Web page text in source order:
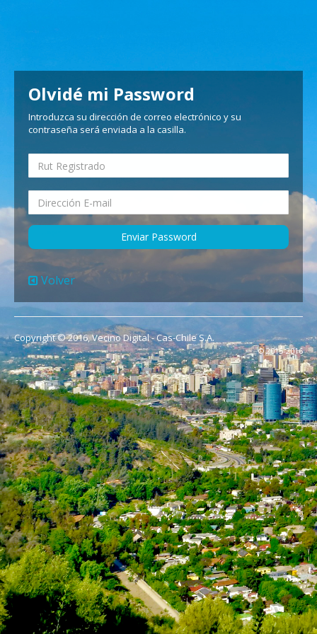
Olvidé mi Password
Introduzca su dirección de correo electrónico y su
contraseña será enviada a la casilla.
Enviar Password
Volver
Copyright © 2016, Vecino Digital - Cas-Chile S.A.
© 2015-2016